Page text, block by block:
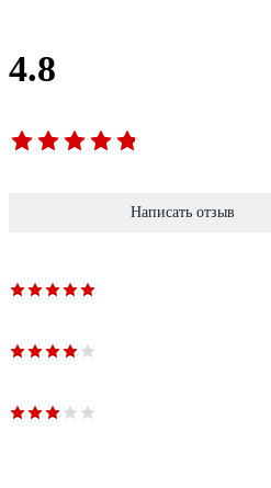
4.8
Написать отзыв